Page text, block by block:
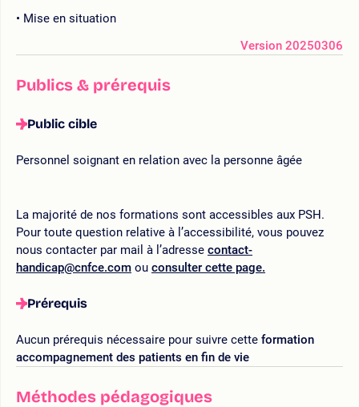
Mise en situation
Version 20250306
Publics & prérequis
Public cible
Personnel soignant en relation avec la personne âgée
La majorité de nos formations sont accessibles aux PSH.
Pour toute question relative à l’accessibilité, vous pouvez
nous contacter par mail à l’adresse contact-
handicap@cnfce.com ou consulter cette page.
Prérequis
Aucun prérequis nécessaire pour suivre cette formation
accompagnement des patients en fin de vie
Méthodes pédagogiques